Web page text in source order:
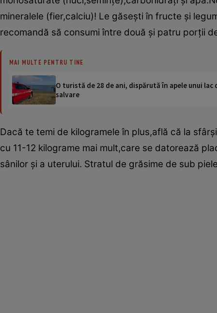
mineralele (fier,calciu)! Le găseşti în fructe şi
recomandă să consumi între două şi patru porţii
MAI MULTE PENTRU TINE
O turistă de 28 de ani, dispărută în apele unui
salvare
Dacă te temi de kilogramele în plus,află că la
cu 11-12 kilograme mai mult,care se datorează
sânilor şi a uterului. Stratul de grăsime de sub